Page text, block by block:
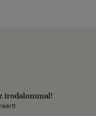
irodalommal!